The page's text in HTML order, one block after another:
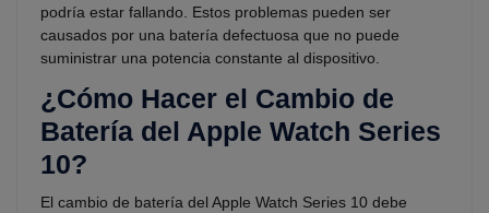
podría estar fallando. Estos problemas pueden ser
causados por una batería defectuosa que no puede
suministrar una potencia constante al dispositivo.
¿Cómo Hacer el Cambio de
Batería del Apple Watch Series
10?
El cambio de batería del Apple Watch Series 10 debe